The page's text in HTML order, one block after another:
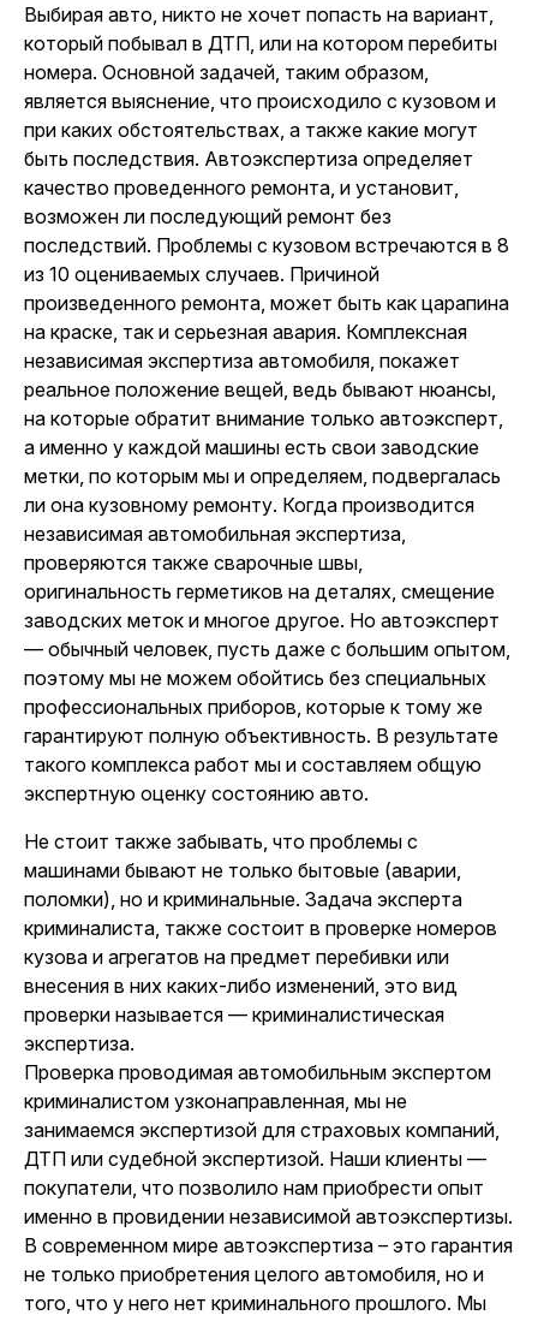
Выбирая авто, никто не хочет попасть на вариант,
который побывал в ДТП, или на котором перебиты
номера. Основной задачей, таким образом,
является выяснение, что происходило с кузовом и
при каких обстоятельствах, а также какие могут
быть последствия. Автоэкспертиза определяет
качество проведенного ремонта, и установит,
возможен ли последующий ремонт без
последствий. Проблемы с кузовом встречаются в 8
из 10 оцениваемых случаев. Причиной
произведенного ремонта, может быть как царапина
на краске, так и серьезная авария. Комплексная
независимая экспертиза автомобиля, покажет
реальное положение вещей, ведь бывают нюансы,
на которые обратит внимание только автоэксперт,
а именно у каждой машины есть свои заводские
метки, по которым мы и определяем, подвергалась
ли она кузовному ремонту. Когда производится
независимая автомобильная экспертиза,
проверяются также сварочные швы,
оригинальность герметиков на деталях, смещение
заводских меток и многое другое. Но автоэксперт
— обычный человек, пусть даже с большим опытом,
поэтому мы не можем обойтись без специальных
профессиональных приборов, которые к тому же
гарантируют полную объективность. В результате
такого комплекса работ мы и составляем общую
экспертную оценку состоянию авто.
Не стоит также забывать, что проблемы с
машинами бывают не только бытовые (аварии,
поломки), но и криминальные. Задача эксперта
криминалиста, также состоит в проверке номеров
кузова и агрегатов на предмет перебивки или
внесения в них каких-либо изменений, это вид
проверки называется — криминалистическая
экспертиза.
Проверка проводимая автомобильным экспертом
криминалистом узконаправленная, мы не
занимаемся экспертизой для страховых компаний,
ДТП или судебной экспертизой. Наши клиенты —
покупатели, что позволило нам приобрести опыт
именно в провидении независимой автоэкспертизы.
В современном мире автоэкспертиза – это гарантия
не только приобретения целого автомобиля, но и
того, что у него нет криминального прошлого. Мы